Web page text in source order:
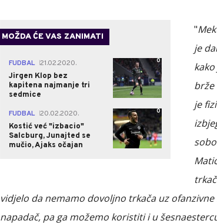
MOŽDA ĆE VAS ZANIMATI
FUDBAL 21.02.2020.
Jirgen Klop bez
kapitena najmanje tri
sedmice
0
FUDBAL 20.02.2020.
Kostić već "izbacio"
Salcburg, Junajted se
mučio, Ajaks očajan
0
"
je
brže
je
vidjelo da nemamo dovoljno trkača uz
napadač, pa ga možemo koristiti i u